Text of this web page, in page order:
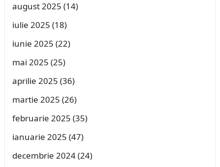
august 2025 (14)
iulie 2025 (18)
iunie 2025 (22)
mai 2025 (25)
aprilie 2025 (36)
martie 2025 (26)
februarie 2025 (35)
ianuarie 2025 (47)
decembrie 2024(24)